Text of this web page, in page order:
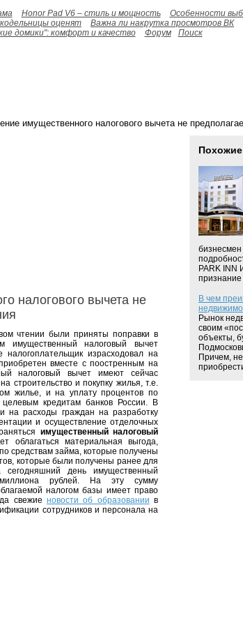
Honor Pad V6 – стиль и мощность Особенности
оценят Важна ли накрутка просмотров ВК
домики": комфорт и качество
Форум Поиск
имущественного налогового вычета не
налогового вычета не
чтении были приняты поправки в
имущественный налоговый вычет
израсходовал на
вместе с поостренным на
налоговый вычет имеют сейчас
строительство и покупку жилья, т.е.
жилье, и на уплату процентов по
кредитам банков России. В
на расходы граждан на разработку
и осуществление отделочных
имущественный налоговый
материальная выгода,
средствам займа, которые получены
которые были получены ранее для
день имущественный
рублей. На эту сумму
налогом базы имеет право
свежие новости об образовании в
сотрудников и персонала на
PARK INN
признание
В чем
Рынок
своим
объекты,
Причем,